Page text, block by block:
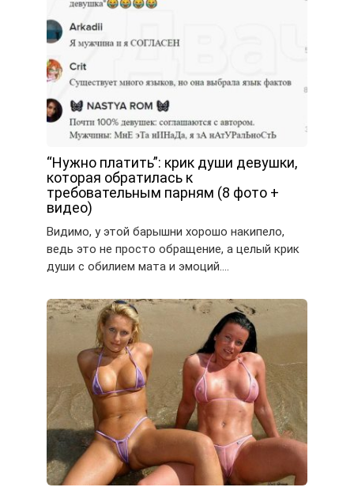
“Нужно платить”: крик души девушки,
которая обратилась к
требовательным парням (8 фото +
видео)
Видимо, у этой барышни хорошо накипело,
ведь это не просто обращение, а целый крик
души с обилием мата и эмоций….